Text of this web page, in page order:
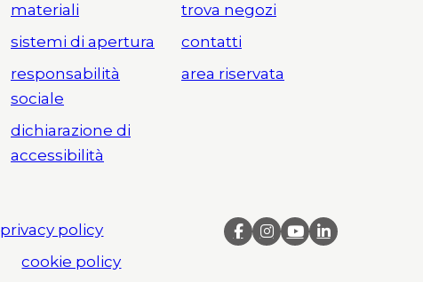
materiali
sistemi di apertura
responsabilità
sociale
dichiarazione di
accessibilità
trova negozi
contatti
area riservata
privacy policy
cookie policy